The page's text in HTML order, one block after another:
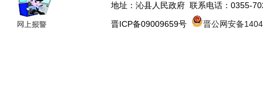
地址：沁县人民政府 联系电话：0355-
晋ICP备09009659号
晋公网安备